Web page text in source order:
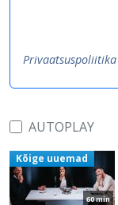
Privaatsuspoliitika
AUTOPLAY
60 min
Kõige uuemad